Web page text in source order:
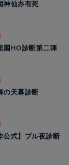
神仙亦有死
園HO診断第二弾
の天幕診断
公式】プル夜診断